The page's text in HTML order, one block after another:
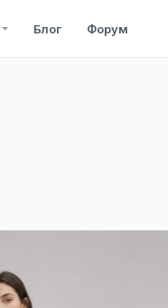
Блог Форум